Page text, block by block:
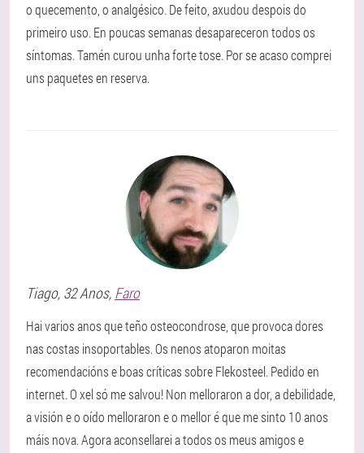
o quecemento, o analgésico. De feito, axudou despois do
primeiro uso. En poucas semanas desapareceron todos os
síntomas. Tamén curou unha forte tose. Por se acaso comprei
uns paquetes en reserva.
Tiago, 32 Anos, Faro
Hai varios anos que teño osteocondrose, que provoca dores
nas costas insoportables. Os nenos atoparon moitas
recomendacións e boas críticas sobre Flekosteel. Pedido en
internet. O xel só me salvou! Non melloraron a dor, a debilidade,
a visión e o oído melloraron e o mellor é que me sinto 10 anos
máis nova. Agora aconsellarei a todos os meus amigos e